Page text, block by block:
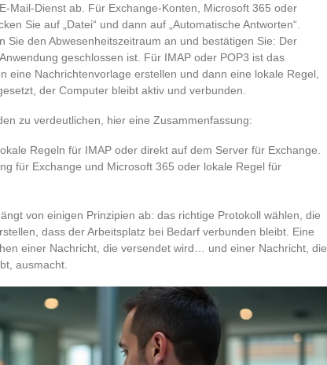
Mail-Dienst ab. Für Exchange-Konten, Microsoft 365 oder
Sie auf „Datei“ und dann auf „Automatische Antworten“.
Sie den Abwesenheitszeitraum an und bestätigen Sie: Der
geschlossen ist. Für IMAP oder POP3 ist das
eine Nachrichtenvorlage erstellen und dann eine lokale Regel,
der Computer bleibt aktiv und verbunden.
zu verdeutlichen, hier eine Zusammenfassung:
Regeln für IMAP oder direkt auf dem Server für Exchange.
für Exchange und Microsoft 365 oder lokale Regel für
von einigen Prinzipien ab: das richtige Protokoll wählen, die
dass der Arbeitsplatz bei Bedarf verbunden bleibt. Eine
einer Nachricht, die versendet wird… und einer Nachricht, die
ausmacht.